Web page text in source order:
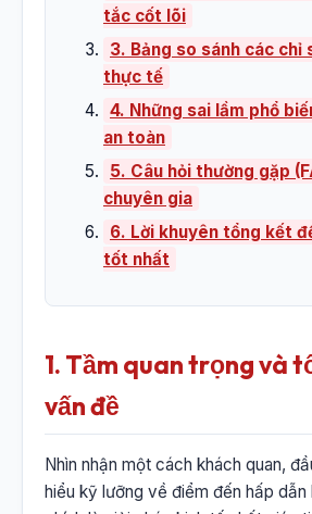
tắc cốt lõi
3. Bảng so sánh các chỉ
thực tế
4. Những sai lầm phổ
an toàn
5. Câu hỏi thường gặp
chuyên gia
6. Lời khuyên tổng kết
tốt nhất
1. Tầm quan trọng và
vấn đề
Nhìn nhận một cách khách quan,
hiểu kỹ lưỡng về điểm đến hấp dẫn